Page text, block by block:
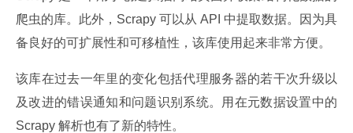
爬虫的库。此外，Scrapy 可以从 API 中提取数据。因为具
备良好的可扩展性和可移植性，该库使用起来非常方便。
该库在过去一年里的变化包括代理服务器的若干次升级以
及改进的错误通知和问题识别系统。用在元数据设置中的
Scrapy 解析也有了新的特性。